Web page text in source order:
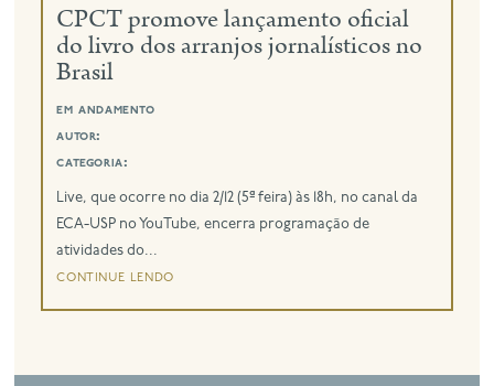
CPCT promove lançamento oficial
do livro dos arranjos jornalísticos no
Brasil
em andamento
autor:
categoria:
Live, que ocorre no dia 2/12 (5ª feira) às 18h, no canal da
ECA-USP no YouTube, encerra programação de
atividades do...
continue lendo